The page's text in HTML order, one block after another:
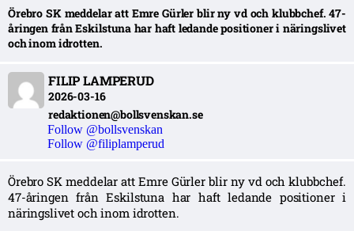
Örebro SK meddelar att Emre Gürler blir ny vd och klubbchef. 47-
åringen från Eskilstuna har haft ledande positioner i näringslivet
och inom idrotten.
FILIP LAMPERUD
2026-03-16
redaktionen@bollsvenskan.se
Follow @bollsvenskan
Follow @filiplamperud
Örebro SK meddelar att Emre Gürler blir ny vd och klubbchef.
47-åringen från Eskilstuna har haft ledande positioner i
näringslivet och inom idrotten.